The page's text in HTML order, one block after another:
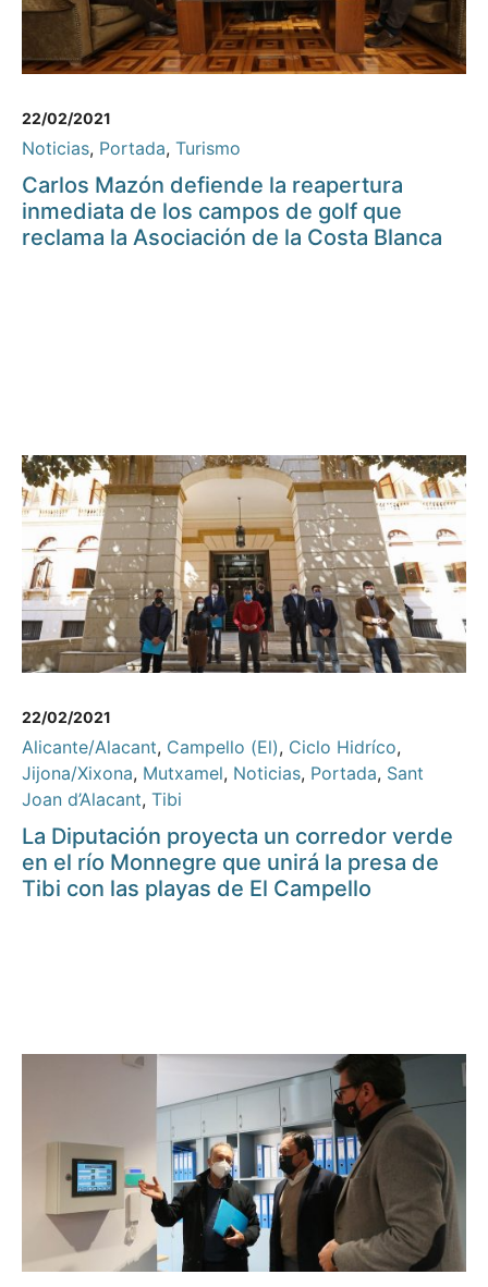
22/02/2021
Noticias, Portada, Turismo
Carlos Mazón defiende la reapertura
inmediata de los campos de golf que
reclama la Asociación de la Costa Blanca
22/02/2021
Alicante/Alacant, Campello (El), Ciclo Hidríco,
Jijona/Xixona, Mutxamel, Noticias, Portada, Sant
Joan d’Alacant, Tibi
La Diputación proyecta un corredor verde
en el río Monnegre que unirá la presa de
Tibi con las playas de El Campello